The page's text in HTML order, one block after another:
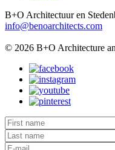
B+O Architectuur en
info@benoarchitects.com
© 2026 B+O Architecture